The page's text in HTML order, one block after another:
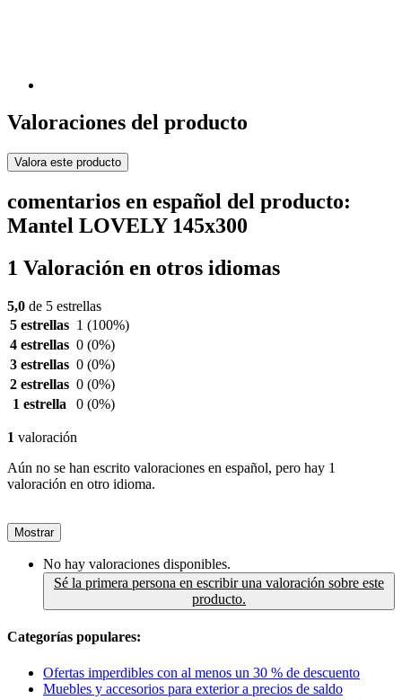
Valoraciones del producto
Valora este producto
comentarios en español del producto:
Mantel LOVELY 145x300
1 Valoración en otros idiomas
5,0 de 5 estrellas
5 estrellas 1 (100%)
4 estrellas 0 (0%)
3 estrellas 0 (0%)
2 estrellas 0 (0%)
1 estrella
0 (0%)
1 valoración
Aún no se han escrito valoraciones en español, pero hay 1
valoración en otro idioma.
Mostrar
No hay valoraciones disponibles.
Sé la primera persona en escribir una valoración sobre este
producto.
Categorías populares:
Ofertas imperdibles con al menos un 30 % de descuento
Muebles y accesorios para exterior a precios de saldo